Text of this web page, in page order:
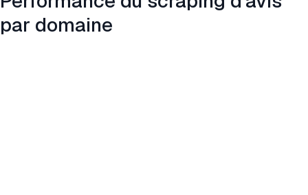
par domaine